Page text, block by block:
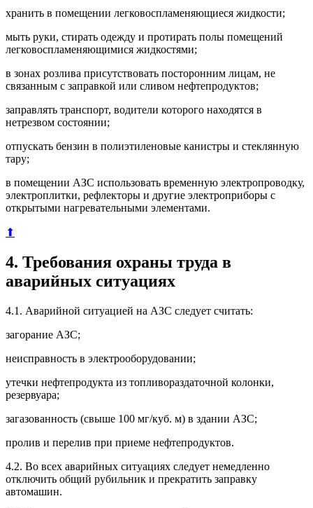
хранить в помещении легковоспламеняющиеся жидкости;
мыть руки, стирать одежду и протирать полы помещений
легковоспламеняющимися жидкостями;
в зонах розлива присутствовать посторонним лицам, не
связанным с заправкой или сливом нефтепродуктов;
заправлять транспорт, водители которого находятся в
нетрезвом состоянии;
отпускать бензин в полиэтиленовые канистры и стеклянную
тару;
в помещении АЗС использовать временную электропроводку,
электроплитки, рефлекторы и другие электроприборы с
открытыми нагревательными элементами.
⬆
4. Требования охраны труда в
аварийных ситуациях
4.1. Аварийной ситуацией на АЗС следует считать:
загорание АЗС;
неисправность в электрооборудовании;
утечки нефтепродукта из топливораздаточной колонки,
резервуара;
загазованность (свыше 100 мг/куб. м) в здании АЗС;
пролив и перелив при приеме нефтепродуктов.
4.2. Во всех аварийных ситуациях следует немедленно
отключить общий рубильник и прекратить заправку
автомашин.